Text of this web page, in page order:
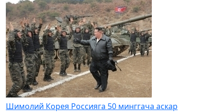
Шимолий Корея Россияга 50 минггача аскар